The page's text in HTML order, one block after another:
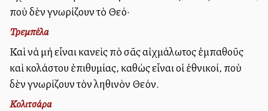
ποὺ δὲν γνωρίζουν τὸ Θεό·
Τρεμπέλα
Καὶ νὰ μὴ εἶναι κανεὶς ἀπὸ σᾶς αἰχμάλωτος ἐμπαθοῦς
καὶ ἀκολάστου ἐπιθυμίας, καθὼς εἶναι οἱ ἐθνικοί, ποὺ
δὲν γνωρίζουν τὸν ἀληθινὸν Θεόν.
Κολιτσάρα